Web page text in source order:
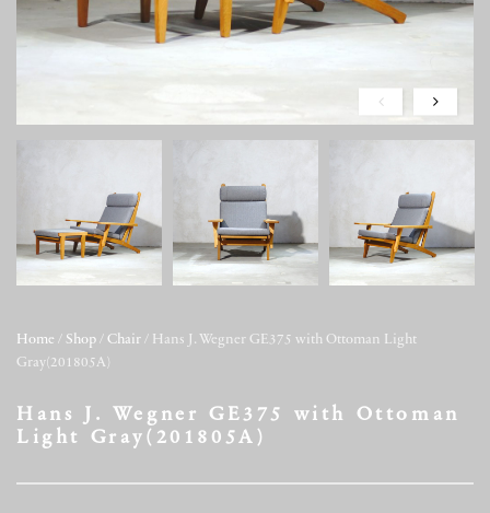
Home / Shop / Chair / Hans J. Wegner GE375 with Ottoman Light
Gray(201805A)
Hans J. Wegner GE375 with Ottoman
Light Gray(201805A)